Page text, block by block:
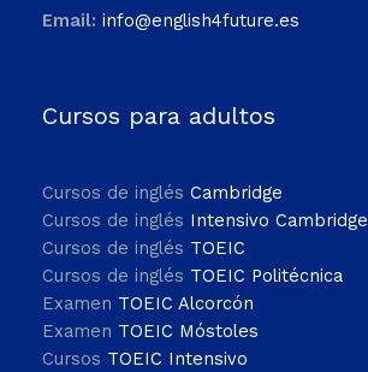
Email: info@english4future.es
Cursos para adultos
Cursos de inglés Cambridge
Cursos de inglés Intensivo Cambridge
Cursos de inglés TOEIC
Cursos de inglés TOEIC Politécnica
Examen TOEIC Alcorcón
Examen TOEIC Móstoles
Cursos TOEIC Intensivo